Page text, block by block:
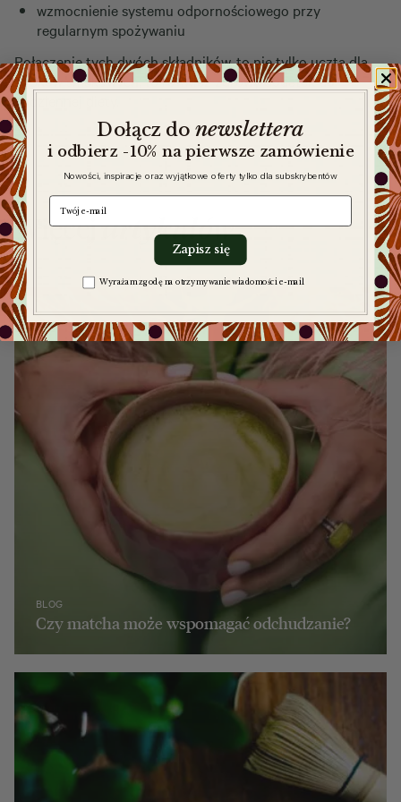
wzmocnienie systemu odpornościowego przy
regularnym spożywaniu
Połączenie tych dwóch składników, to nie tylko uczta dla
kubków smakowych, to również zdrowy dodatek do
codziennej diety.
Więcejartykułów
BLOG
Czy matcha może wspomagać odchudzanie?
Dołącz do newslettera
i odbierz -10% na pierwsze zamówienie
Nowości, inspiracje oraz wyjątkowe oferty tylko dla subskrybentów
e-mail
Zapisz się
Zgoda na komunikację
Wyrażam zgodę na otrzymywanie wiadomości e-mail